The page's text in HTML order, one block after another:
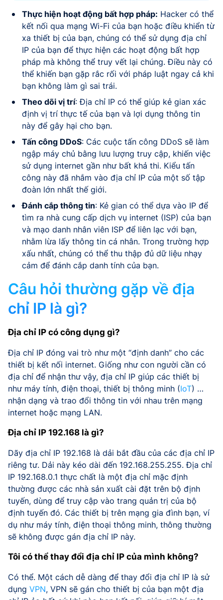
Thực hiện hoạt động bất hợp pháp: Hacker có thể
kết nối qua mạng Wi-Fi của bạn hoặc điều khiển từ
xa thiết bị của bạn, chúng có thể sử dụng địa chỉ
IP của bạn để thực hiện các hoạt động bất hợp
pháp mà không thể truy vết lại chúng. Điều này có
thể khiến bạn gặp rắc rối với pháp luật ngay cả khi
bạn không làm gì sai trái.
Theo dõi vị trí: Địa chỉ IP có thể giúp kẻ gian xác
định vị trí thực tế của bạn và lợi dụng thông tin
này để gây hại cho bạn.
Tấn công DDoS: Các cuộc tấn công DDoS sẽ làm
ngập máy chủ bằng lưu lượng truy cập, khiến việc
sử dụng internet gần như bất khả thi. Kiểu tấn
công này đã nhắm vào địa chỉ IP của một số tập
đoàn lớn nhất thế giới.
Đánh cắp thông tin: Kẻ gian có thể dựa vào IP để
tìm ra nhà cung cấp dịch vụ internet (ISP) của bạn
và mạo danh nhân viên ISP để liên lạc với bạn,
nhằm lừa lấy thông tin cá nhân. Trong trường hợp
xấu nhất, chúng có thể thu thập đủ dữ liệu nhạy
cảm để đánh cắp danh tính của bạn.
Câu hỏi thường gặp về địa
chỉ IP là gì?
Địa chỉ IP có công dụng gì?
Địa chỉ IP đóng vai trò như một “định danh” cho các
thiết bị kết nối internet. Giống như con người cần có
địa chỉ để nhận thư vậy, địa chỉ IP giúp các thiết bị
như máy tính, điện thoại, thiết bị thông minh (IoT) …
nhận dạng và trao đổi thông tin với nhau trên mạng
internet hoặc mạng LAN.
Địa chỉ IP 192.168 là gì?
Dãy địa chỉ IP 192.168 là dải bắt đầu của các địa chỉ IP
riêng tư. Dải này kéo dài đến 192.168.255.255. Địa chỉ
IP 192.168.0.1 thực chất là một địa chỉ mặc định
thường được các nhà sản xuất cài đặt trên bộ định
tuyến, dùng để truy cập vào trang quản trị của bộ
định tuyến đó. Các thiết bị trên mạng gia đình bạn, ví
dụ như máy tính, điện thoại thông minh, thông thường
sẽ không được gán địa chỉ IP này.
Tôi có thể thay đổi địa chỉ IP của mình không?
Có thể. Một cách dễ dàng để thay đổi địa chỉ IP là sử
dụng VPN, VPN sẽ gán cho thiết bị của bạn một địa